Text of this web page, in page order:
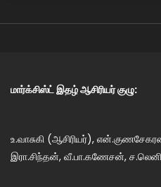
மார்க்சிஸ்ட் இதழ் ஆசிரியர் குழு:
உ.வாசுகி (ஆசிரியர்),
இரா.சிந்தன், வீ.பா.கணேசன்,